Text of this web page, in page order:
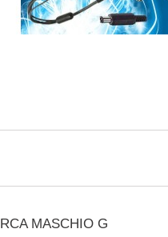
RCA MASCHIO G